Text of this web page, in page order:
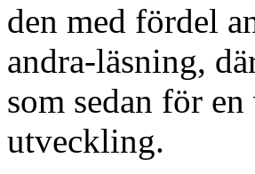
den med fördel
andra-läsning,
som sedan för
utveckling.